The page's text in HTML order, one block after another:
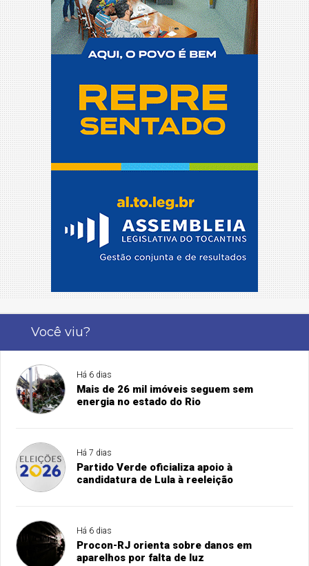
Você viu?
Há 6 dias
Mais de 26 mil imóveis seguem sem
energia no estado do Rio
Há 7 dias
Partido Verde oficializa apoio à
candidatura de Lula à reeleição
Há 6 dias
Procon-RJ orienta sobre danos em
aparelhos por falta de luz